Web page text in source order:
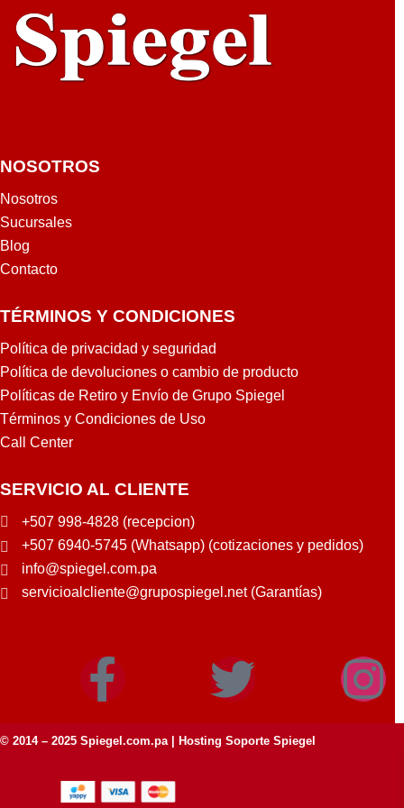
NOSOTROS
Nosotros
Sucursales
Blog
Contacto
TÉRMINOS Y CONDICIONES
Política de privacidad y seguridad
Política de devoluciones o cambio de producto
Políticas de Retiro y Envío de Grupo Spiegel
Términos y Condiciones de Uso
Call Center
SERVICIO AL CLIENTE
+507 998-4828 (recepcion)
+507 6940-5745 (Whatsapp) (cotizaciones y pedidos)
info@spiegel.com.pa
servicioalcliente@grupospiegel.net (Garantías)
© 2014 – 2025 Spiegel.com.pa| Hosting Soporte Spiegel